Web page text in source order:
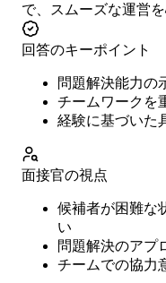
で、スムーズな運営
回答のキーポイント
問題解決能力の
チームワークを
経験に基づいた
面接官の視点
候補者が困難な
い
問題解決のアプ
チームでの協力